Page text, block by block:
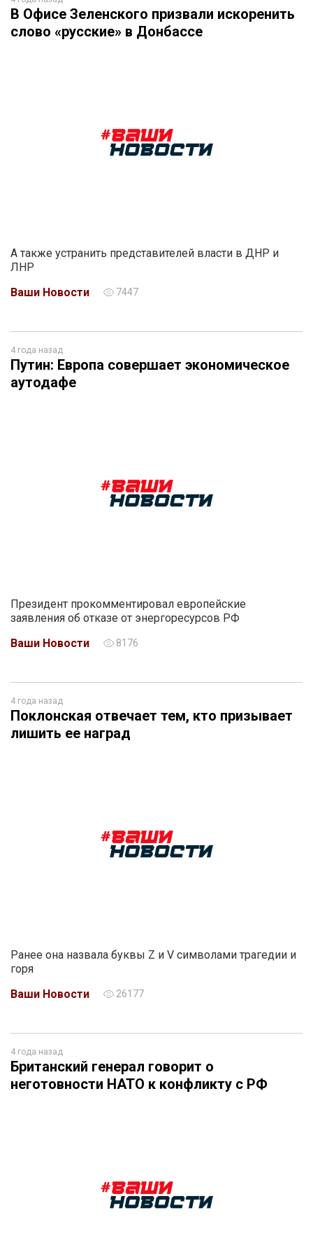
В Офисе Зеленского призвали искоренить
слово «русские» в Донбассе
А также устранить представителей власти в ДНР и
ЛНР
Ваши Новости
7447
4 года назад
Путин: Европа совершает экономическое
аутодафе
Президент прокомментировал европейские
заявления об отказе от энергоресурсов РФ
Ваши Новости
8176
4 года назад
Поклонская отвечает тем, кто призывает
лишить ее наград
Ранее она назвала буквы Z и V символами трагедии и
горя
Ваши Новости
26177
4 года назад
Британский генерал говорит о
неготовности НАТО к конфликту с РФ